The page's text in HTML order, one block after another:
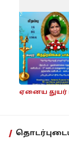
ஏனைய துயர்